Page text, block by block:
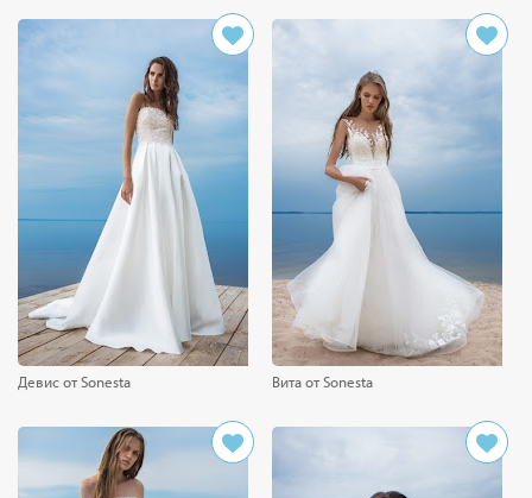
Девис от Sonesta Вита от Sonesta